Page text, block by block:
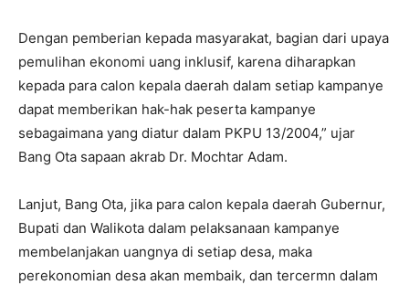
Dengan pemberian kepada masyarakat, bagian dari upaya
pemulihan ekonomi uang inklusif, karena diharapkan
kepada para calon kepala daerah dalam setiap kampanye
dapat memberikan hak-hak peserta kampanye
sebagaimana yang diatur dalam PKPU 13/2004,” ujar
Bang Ota sapaan akrab Dr. Mochtar Adam.
Lanjut, Bang Ota, jika para calon kepala daerah Gubernur,
Bupati dan Walikota dalam pelaksanaan kampanye
membelanjakan uangnya di setiap desa, maka
perekonomian desa akan membaik, dan tercermn dalam